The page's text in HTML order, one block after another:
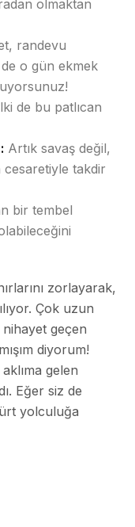
olmaktan
randevu
o gün ekmek
de bu patlıcan
Artık savaş değil,
takdir
bir tembel
zorlayarak,
Çok uzun
geçen
diyorum!
gelen
Eğer siz de
yolculuğa